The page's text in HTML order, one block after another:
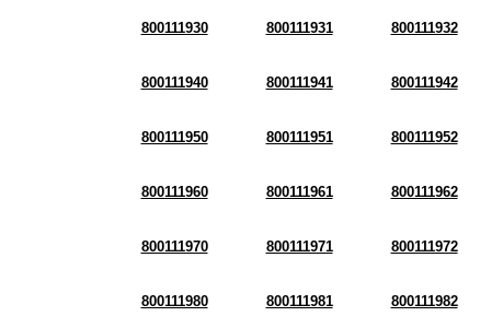
800111930 800111931 800111932
800111940 800111941 800111942
800111950 800111951 800111952
800111960 800111961 800111962
800111970 800111971 800111972
800111980 800111981 800111982